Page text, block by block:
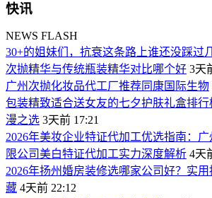
快讯
NEWS FLASH
30+的姐妹们，抗衰这条路上谁还没踩过
次抛精华与传统瓶装精华对比哪个好 3天
广州次抛化妆品代工厂推荐同康国际生物
包装精致适合送女友的七夕护肤礼盒排
漫之选 3天前 17:21
2026年美妆企业特证代加工优选指南：
限公司美白特证代加工实力深度解析 4天
2026年扬州婚房装修选哪家公司好？实
藏 4天前 22:12